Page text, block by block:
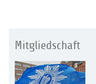
Mitgliedschaft